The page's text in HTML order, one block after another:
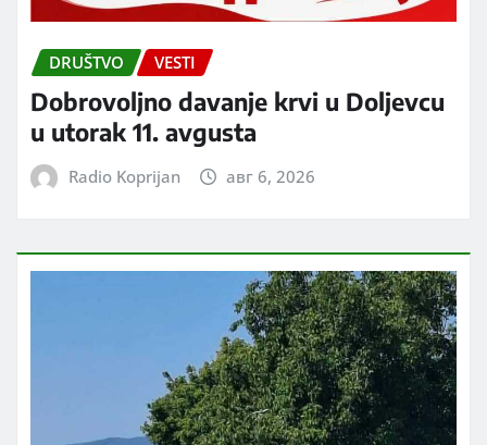
DRUŠTVO VESTI
Dobrovoljno davanje krvi u Doljevcu
u utorak 11. avgusta
Radio Koprijan авг 6, 2026